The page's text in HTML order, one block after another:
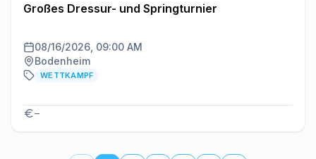
Großes Dressur- und Springturnier
08/16/2026, 09:00 AM
Bodenheim
WETTKAMPF
–